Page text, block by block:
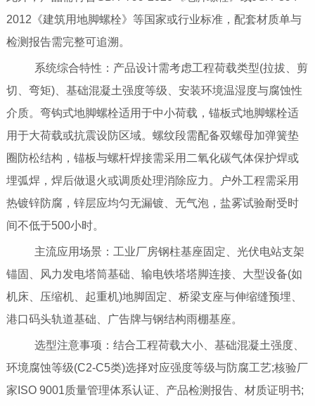
2012《建筑用地脚螺栓》等国家或行业标准，配套材质单与
检测报告需完整可追溯。
系统综合特性：产品设计需考虑工程荷载类型(拉拔、剪
切、弯矩)、基础混凝土强度等级、安装环境温湿度与腐蚀性
介质。弯钩式地脚螺栓适用于中小荷载，锚板式地脚螺栓适
用于大荷载或抗震设防区域。螺纹段需配备双螺母加弹簧垫
圈防松结构，锚板与螺杆焊接需采用二氧化碳气体保护焊或
埋弧焊，焊后做退火或调质处理消除应力。户外工程需采用
热镀锌防腐，锌层应均匀无漏镀、无气泡，盐雾试验耐受时
间不低于500小时。
主流应用场景：工业厂房钢柱基座固定、光伏电站支架
锚固、风力发电塔筒基础、输电铁塔塔脚连接、大型设备(如
机床、压缩机、起重机)地脚固定、桥梁支座与伸缩缝预埋、
港口码头轨道基础、广告牌与钢结构雨棚基座。
选型注意事项：结合工程荷载大小、基础混凝土强度、
环境腐蚀等级(C2-C5类)选择对应强度等级与防腐工艺;核验厂
家ISO 9001质量管理体系认证、产品检测报告、材质证明书;